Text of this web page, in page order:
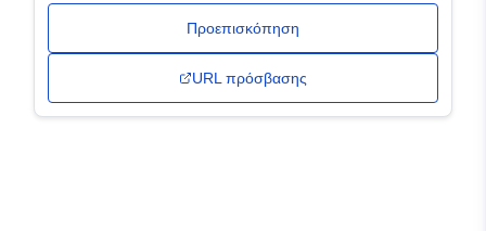
Προεπισκόπηση
URL πρόσβασης